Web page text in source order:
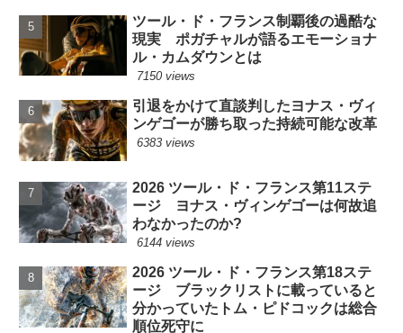
ツール・ド・フランス制覇後の過酷な
現実 ポガチャルが語るエモーショナ
ル・カムダウンとは
7150 views
引退をかけて直談判したヨナス・ヴィ
ンゲゴーが勝ち取った持続可能な改革
6383 views
2026 ツール・ド・フランス第11ステ
ージ ヨナス・ヴィンゲゴーは何故追
わなかったのか?
6144 views
2026 ツール・ド・フランス第18ステ
ージ ブラックリストに載っていると
分かっていたトム・ピドコックは総合
順位死守に